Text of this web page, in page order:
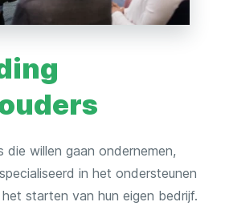
die willen gaan ondernemen,
in het ondersteunen
starten van hun eigen bedrijf.